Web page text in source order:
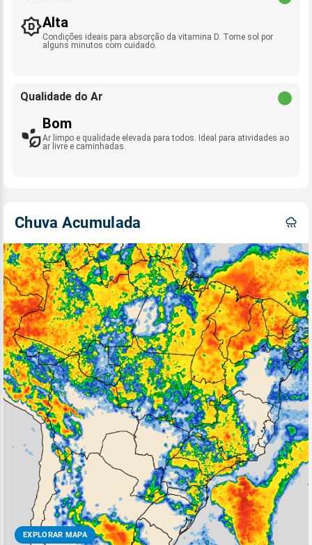
Alta
Condições ideais para absorção da vitamina D. Tome sol por
alguns minutos com cuidado.
Qualidade do Ar
Bom
Ar limpo e qualidade elevada para todos. Ideal para atividades ao
ar livre e caminhadas.
Chuva Acumulada
EXPLORAR MAPA